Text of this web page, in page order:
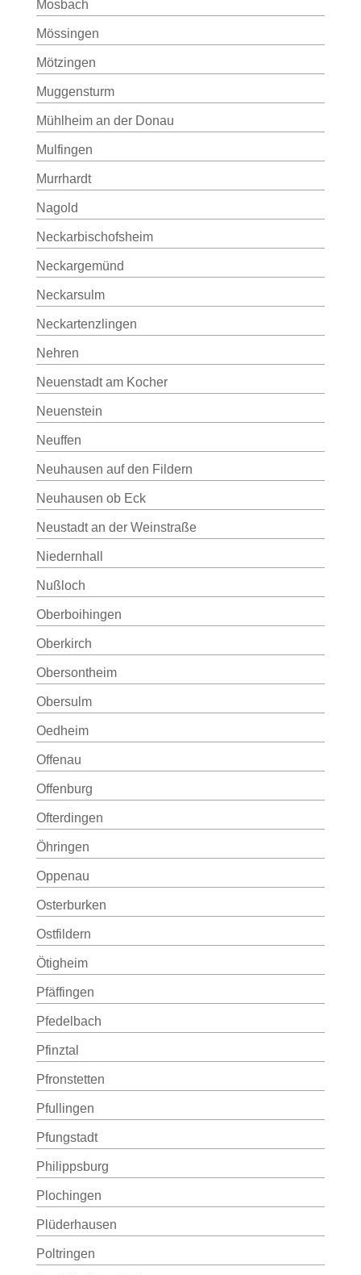
Mosbach
Mössingen
Mötzingen
Muggensturm
Mühlheim an der Donau
Mulfingen
Murrhardt
Nagold
Neckarbischofsheim
Neckargemünd
Neckarsulm
Neckartenzlingen
Nehren
Neuenstadt am Kocher
Neuenstein
Neuffen
Neuhausen auf den Fildern
Neuhausen ob Eck
Neustadt an der Weinstraße
Niedernhall
Nußloch
Oberboihingen
Oberkirch
Obersontheim
Obersulm
Oedheim
Offenau
Offenburg
Ofterdingen
Öhringen
Oppenau
Osterburken
Ostfildern
Ötigheim
Pfäffingen
Pfedelbach
Pfinztal
Pfronstetten
Pfullingen
Pfungstadt
Philippsburg
Plochingen
Plüderhausen
Poltringen